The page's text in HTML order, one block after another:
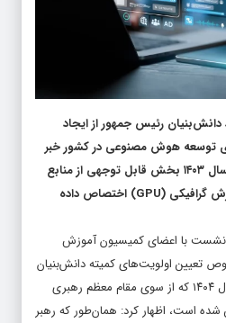
رئیس جمهور از ایجاد
توسعه هوش مصنوعی در کشور خبر
داد و گفت: معاونت علمی در سال ۱۴۰۳ بخش قابل توجهی از منابع
خود را به خرید واحدهای پردازش گرافیکی (GPU) اختصاص داده
با اعضای کمیسیون آموزش
اولویت‌های کمیته دانش‌بنیان
مجلس با هدف تحقق شعار سال ۱۴۰۴ که از سوی مقام معظم رهبری
شده است، اظهار کرد: همان‌طور که رهبر